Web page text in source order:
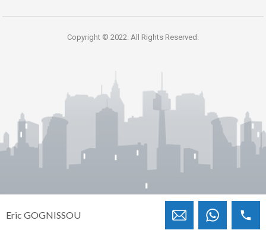
Copyright © 2022. All Rights Reserved.
Eric GOGNISSOU